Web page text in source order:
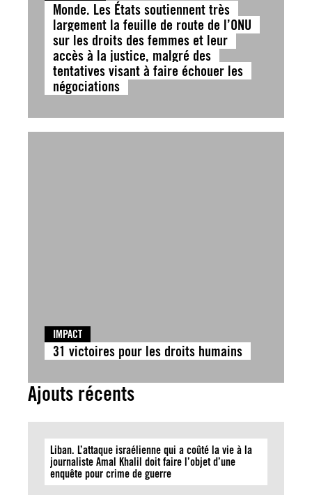
Monde. Les États soutiennent très
largement la feuille de route de l’ONU
sur les droits des femmes et leur
accès à la justice, malgré des
tentatives visant à faire échouer les
négociations
IMPACT
31 victoires pour les droits humains
Ajouts récents
Liban. L’attaque israélienne qui a coûté la vie à la
journaliste Amal Khalil doit faire l’objet d’une
enquête pour crime de guerre